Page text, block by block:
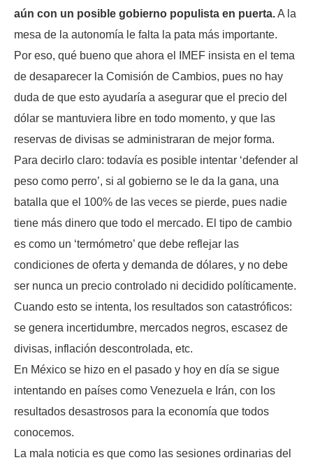
aún con un posible gobierno populista en puerta.A la
mesa de la autonomía le falta la pata más importante.
Por eso, qué bueno que ahora el IMEF insista en el tema
de desaparecer la Comisión de Cambios, pues no hay
duda de que esto ayudaría a asegurar que el precio del
dólar se mantuviera libre en todo momento, y que las
reservas de divisas se administraran de mejor forma.
Para decirlo claro: todavía es posible intentar ‘defender al
peso como perro’, si al gobierno se le da la gana, una
batalla que el 100% de las veces se pierde, pues nadie
tiene más dinero que todo el mercado. El tipo de cambio
es como un ‘termómetro’ que debe reflejar las
condiciones de oferta y demanda de dólares, y no debe
ser nunca un precio controlado ni decidido políticamente.
Cuando esto se intenta, los resultados son catastróficos:
se genera incertidumbre, mercados negros, escasez de
divisas, inflación descontrolada, etc.
En México se hizo en el pasado y hoy en día se sigue
intentando en países como Venezuela e Irán, con los
resultados desastrosos para la economía que todos
conocemos.
La mala noticia es que como las sesiones ordinarias del